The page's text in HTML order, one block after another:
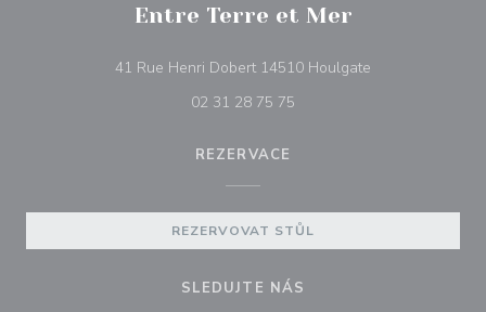
Entre Terre et Mer
41 Rue Henri Dobert 14510 Houlgate
02 31 28 75 75
REZERVACE
REZERVOVAT STŮL
SLEDUJTE NÁS